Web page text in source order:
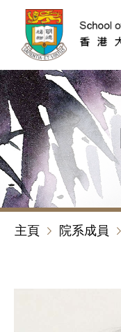
主頁 院系成員